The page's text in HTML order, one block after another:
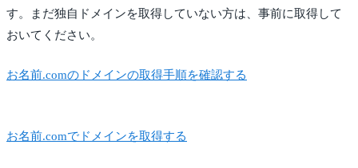
す。まだ独自ドメインを取得していない方は、事前に取得して
おいてください。
お名前.comのドメインの取得手順を確認する
お名前.comでドメインを取得する